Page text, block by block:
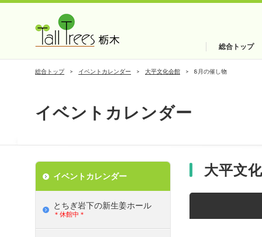
総合トップ
総合トップ イベントカレンダー 大平文化会館 8月の催し物
イベントカレンダー
大平文
イベントカレンダー
とちぎ岩下の新⽣姜ホール
＊休館中＊